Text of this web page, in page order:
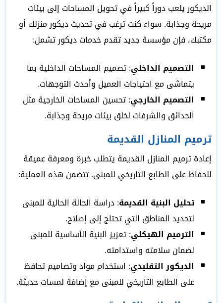
الديكور يلعب دوراً كبيراً في تحويل المساحات إلى بيئات
مريحة وجذابة. سواء كنت ترغب في تحديث ديكور منزلك أو
مكتبك، فإن مؤسسة جديد تقدم خدمات ديكور تشمل:
التصميم الداخلي: تصميم المساحات الداخلية بما
يتماشى مع احتياجات العميل وأحدث التوجهات.
التصميم الخارجي: تحسين المساحات الخارجية مثل
الحدائق والشرفات لخلق بيئات مريحة وجذابة.
ترميم المنازل القديمة
إعادة ترميم المنازل القديمة يتطلب خبرة ومعرفة عميقة
للحفاظ على الطابع التاريخي للمبنى. تتضمن هذه العملية:
تحليل البنية القديمة: دراسة الحالة الحالية للمبنى
لتحديد المناطق التي تحتاج إلى إصلاح.
الترميم الهيكلي: تعزيز البنية الأساسية للمبنى
لضمان سلامته واستدامته.
الديكور التقليدي: استخدام مواد وتصاميم تحافظ
على الطابع التاريخي للمبنى مع إضافة لمسات حديثة.